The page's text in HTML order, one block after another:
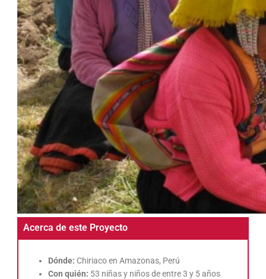
Acerca de este Proyecto
Dónde: Chiriaco en Amazonas, Perú
Con quién: 53 niñas y niños de entre 3 y 5 años